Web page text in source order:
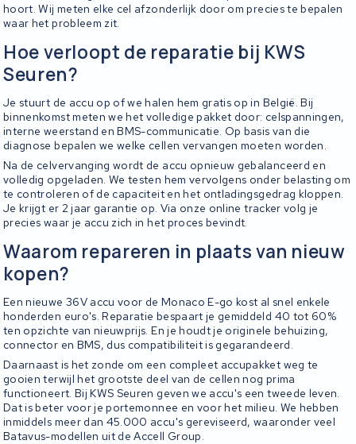
hoort. Wij meten elke cel afzonderlijk door om precies te bepalen
waar het probleem zit.
Hoe verloopt de reparatie bij KWS
Seuren?
Je stuurt de accu op of we halen hem gratis op in België. Bij
binnenkomst meten we het volledige pakket door: celspanningen,
interne weerstand en BMS-communicatie. Op basis van die
diagnose bepalen we welke cellen vervangen moeten worden.
Na de celvervanging wordt de accu opnieuw gebalanceerd en
volledig opgeladen. We testen hem vervolgens onder belasting om
te controleren of de capaciteit en het ontladingsgedrag kloppen.
Je krijgt er 2 jaar garantie op. Via onze online tracker volg je
precies waar je accu zich in het proces bevindt.
Waarom repareren in plaats van nieuw
kopen?
Een nieuwe 36V accu voor de Monaco E-go kost al snel enkele
honderden euro's. Reparatie bespaart je gemiddeld 40 tot 60%
ten opzichte van nieuwprijs. En je houdt je originele behuizing,
connector en BMS, dus compatibiliteit is gegarandeerd.
Daarnaast is het zonde om een compleet accupakket weg te
gooien terwijl het grootste deel van de cellen nog prima
functioneert. Bij KWS Seuren geven we accu's een tweede leven.
Dat is beter voor je portemonnee en voor het milieu. We hebben
inmiddels meer dan 45.000 accu's gereviseerd, waaronder veel
Batavus-modellen uit de Accell Group.